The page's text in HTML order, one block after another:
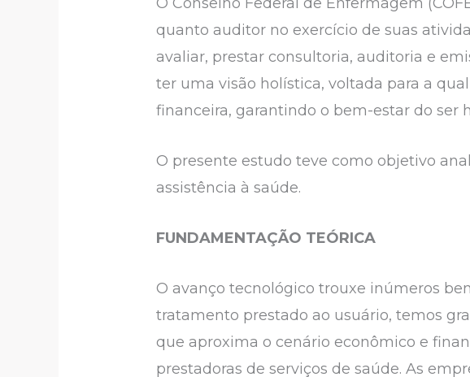
quanto auditor no exercício de suas
avaliar, prestar consultoria, auditoria e
ter uma visão holística, voltada para a
financeira, garantindo o bem-estar do ser
O presente estudo teve como objetivo
assistência à saúde.
FUNDAMENTAÇÃO TEÓRICA
O avanço tecnológico trouxe inúmeros
tratamento prestado ao usuário, temos
que aproxima o cenário econômico e
prestadoras de serviços de saúde. As